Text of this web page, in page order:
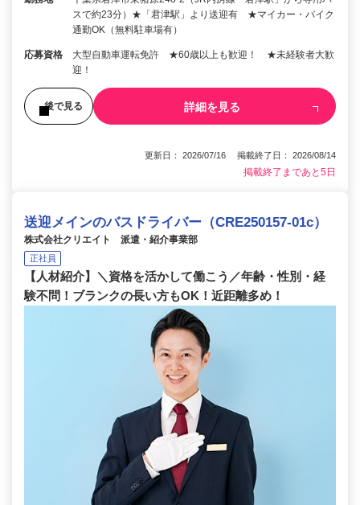
スで約23分）★「君津駅」より送迎有 ★マイカー・バイク
通勤OK（無料駐車場有）
応募資格
大型自動車運転免許 ★60歳以上も歓迎！ ★未経験者大歓
迎！
後で見る 詳細を見る
更新日： 2026/07/16 掲載終了日： 2026/08/14
掲載終了まであと5日
送迎メインのバスドライバー（CRE250157-01c）
株式会社クリエイト 派遣・紹介事業部
正社員
【人材紹介】＼資格を活かして働こう／年齢・性別・経
験不問！ブランクの長い方もOK！近距離多め！